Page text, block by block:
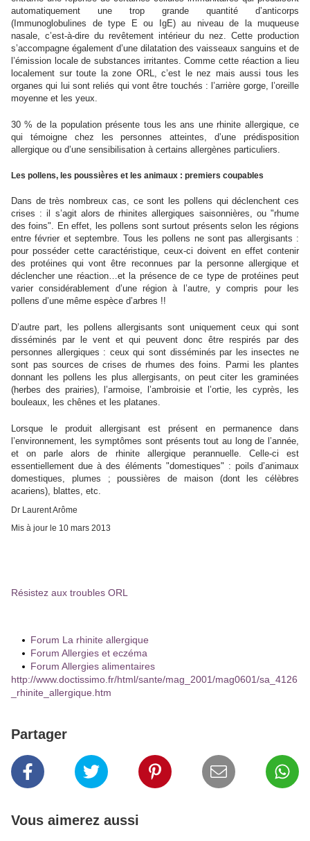
automatiquement une trop grande quantité d’anticorps
(Immunoglobulines de type E ou IgE) au niveau de la muqueuse
nasale, c’est-à-dire du revêtement intérieur du nez. Cette production
s’accompagne également d’une dilatation des vaisseaux sanguins et de
l’émission locale de substances irritantes. Comme cette réaction a lieu
localement sur toute la zone ORL, c’est le nez mais aussi tous les
organes qui lui sont reliés qui vont être touchés : l’arrière gorge, l’oreille
moyenne et les yeux.
30 % de la population présente tous les ans une rhinite allergique, ce
qui témoigne chez les personnes atteintes, d’une prédisposition
allergique ou d’une sensibilisation à certains allergènes particuliers.
Les pollens, les poussières et les animaux : premiers coupables
Dans de très nombreux cas, ce sont les pollens qui déclenchent ces
crises : il s’agit alors de rhinites allergiques saisonnières, ou "rhume
des foins". En effet, les pollens sont surtout présents selon les régions
entre février et septembre. Tous les pollens ne sont pas allergisants :
pour posséder cette caractéristique, ceux-ci doivent en effet contenir
des protéines qui vont être reconnues par la personne allergique et
déclencher une réaction…et la présence de ce type de protéines peut
varier considérablement d’une région à l’autre, y compris pour les
pollens d’une même espèce d’arbres !!
D’autre part, les pollens allergisants sont uniquement ceux qui sont
disséminés par le vent et qui peuvent donc être respirés par des
personnes allergiques : ceux qui sont disséminés par les insectes ne
sont pas sources de crises de rhumes des foins. Parmi les plantes
donnant les pollens les plus allergisants, on peut citer les graminées
(herbes des prairies), l’armoise, l’ambroisie et l’ortie, les cyprès, les
bouleaux, les chênes et les platanes.
Lorsque le produit allergisant est présent en permanence dans
l’environnement, les symptômes sont présents tout au long de l’année,
et on parle alors de rhinite allergique perannuelle. Celle-ci est
essentiellement due à des éléments "domestiques" : poils d’animaux
domestiques, plumes ; poussières de maison (dont les célèbres
acariens), blattes, etc.
Dr Laurent Arôme
Mis à jour le 10 mars 2013
Résistez aux troubles ORL
Forum La rhinite allergique
Forum Allergies et eczéma
Forum Allergies alimentaires
http://www.doctissimo.fr/html/sante/mag_2001/mag0601/sa_4126
_rhinite_allergique.htm
Partager
Vous aimerez aussi